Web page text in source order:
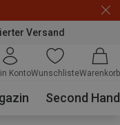
Versand
KontoWunschlisteWarenkorb
Second Hand